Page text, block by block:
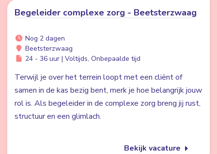
Begeleider complexe zorg - Beetsterzwaag
Nog 2 dagen
Beetsterzwaag
24 - 36 uur | Voltijds, Onbepaalde tijd
Terwijl je over het terrein loopt met een cliënt of
samen in de kas bezig bent, merk je hoe belangrijk jouw
rol is. Als begeleider in de complexe zorg breng jij rust,
structuur en een glimlach.
Bekijk vacature